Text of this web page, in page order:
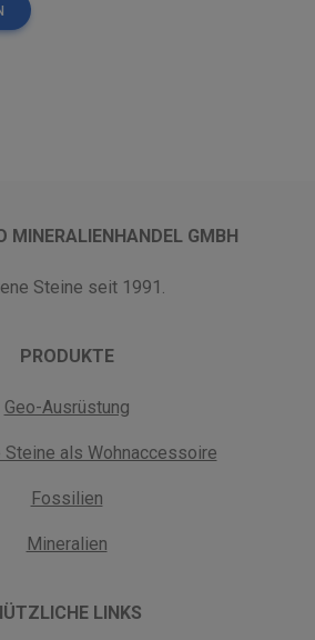
MINERALIENHANDEL GMBH
Steine seit 1991.
PRODUKTE
Geo-Ausrüstung
Steine als Wohnaccessoire
Fossilien
Mineralien
LINKS